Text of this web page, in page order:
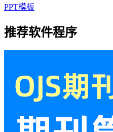
PPT模板
推荐软件程序